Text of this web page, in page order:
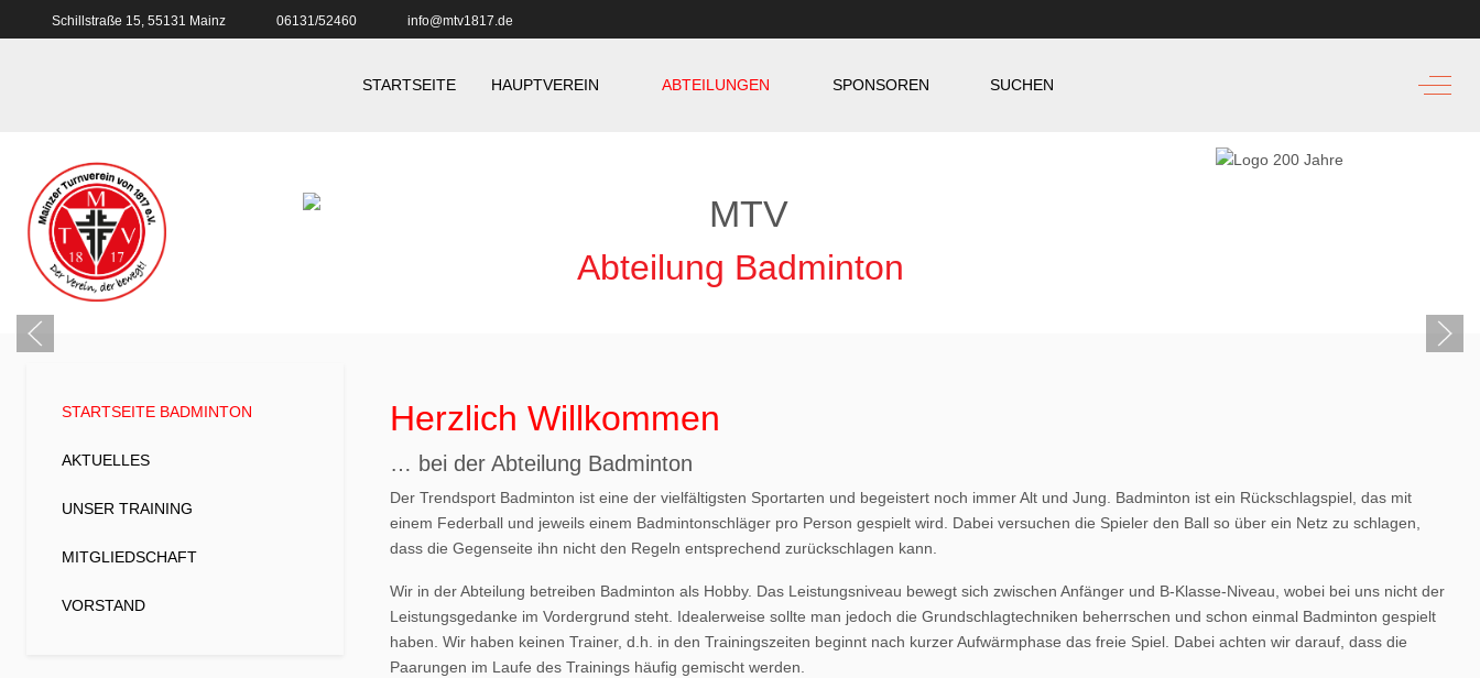
Schillstraße 15, 55131 Mainz 06131/52460 info@mtv1817.de
STARTSEITE HAUPTVEREIN ABTEILUNGEN SPONSOREN SUCHEN Off-
Abteilung Badminton
STARTSEITE BADMINTON
AKTUELLES
UNSER TRAINING
MITGLIEDSCHAFT
VORSTAND
Herzlich Willkommen
… bei der Abteilung Badminton
Der Trendsport Badminton ist eine der vielfältigsten Sportarten und begeistert noch immer Alt und Jung. Badminton ist ein Rückschlagspiel, das mit
einem Federball und jeweils einem Badmintonschläger pro Person gespielt wird. Dabei versuchen die Spieler den Ball so über ein Netz zu schlagen,
dass die Gegenseite ihn nicht den Regeln entsprechend zurückschlagen kann.
Wir in der Abteilung betreiben Badminton als Hobby. Das Leistungsniveau bewegt sich zwischen Anfänger und B-Klasse-Niveau, wobei bei uns nicht der
Leistungsgedanke im Vordergrund steht. Idealerweise sollte man jedoch die Grundschlagtechniken beherrschen und schon einmal Badminton gespielt
haben. Wir haben keinen Trainer, d.h. in den Trainingszeiten beginnt nach kurzer Aufwärmphase das freie Spiel. Dabei achten wir darauf, dass die
Paarungen im Laufe des Trainings häufig gemischt werden.